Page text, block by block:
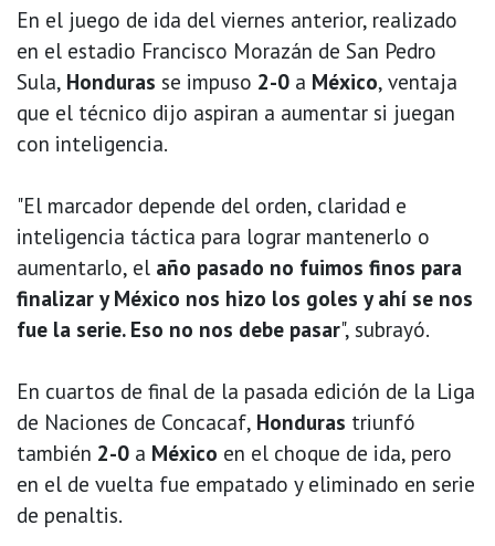
En el juego de ida del viernes anterior, realizado
en el estadio Francisco Morazán de San Pedro
Sula, Honduras se impuso 2-0 a México, ventaja
que el técnico dijo aspiran a aumentar si juegan
con inteligencia.
"El marcador depende del orden, claridad e
inteligencia táctica para lograr mantenerlo o
aumentarlo, el año pasado no fuimos finos para
finalizar y México nos hizo los goles y ahí se nos
fue la serie. Eso no nos debe pasar", subrayó.
En cuartos de final de la pasada edición de la Liga
de Naciones de Concacaf, Honduras triunfó
también 2-0 a México en el choque de ida, pero
en el de vuelta fue empatado y eliminado en serie
de penaltis.